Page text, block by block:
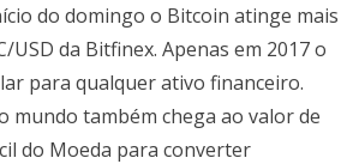
do domingo o Bitcoin atinge mais
USD da Bitfinex. Apenas em 2017 o
para qualquer ativo financeiro.
mundo também chega ao valor de
do Moeda para converter